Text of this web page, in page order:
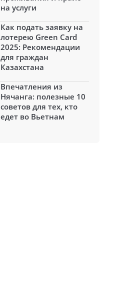
на услуги
Как подать заявку на
лотерею Green Card
2025: Рекомендации
для граждан
Казахстана
Впечатления из
Нячанга: полезные 10
советов для тех, кто
едет во Вьетнам